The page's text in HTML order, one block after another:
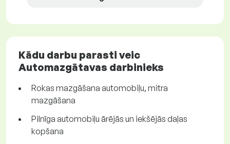
Kādu darbu parasti veic
Automazgātavas darbinieks
Rokas mazgāšana automobiļu, mitra
mazgāšana
Pilnīga automobiļu ārējās un iekšējās daļas
kopšana